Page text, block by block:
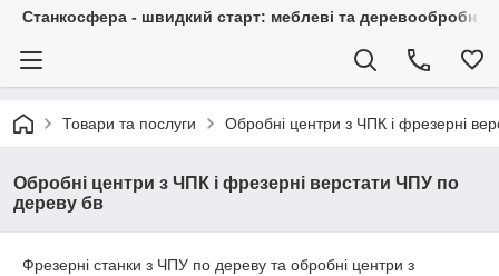
Станкосфера - швидкий старт: меблеві та деревообробні
Товари та послуги Обробні центри з ЧПК і фрезерні
Обробні центри з ЧПК і фрезерні верстати ЧПУ по
дереву бв
Фрезерні станки з ЧПУ по дереву та обробні центри з